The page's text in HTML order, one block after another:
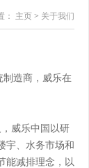
： 主页 > 关于我们
制造商，威乐在
威乐中国以研
宇、水务市场和
能减排理念，以